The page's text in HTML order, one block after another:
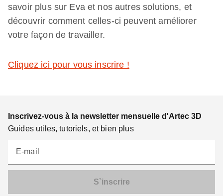
savoir plus sur Eva et nos autres solutions, et
découvrir comment celles-ci peuvent améliorer
votre façon de travailler.
Cliquez ici pour vous inscrire !
Inscrivez-vous à la newsletter mensuelle d'Artec 3D
Guides utiles, tutoriels, et bien plus
E-mail